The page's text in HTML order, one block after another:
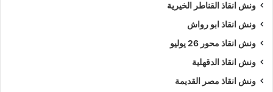
ونش انقاذ القناطر الخيرية
ونش انقاذ ابو رواش
ونش انقاذ محور 26 يوليو
ونش انقاذ الدقهلية
ونش انقاذ مصر القديمة